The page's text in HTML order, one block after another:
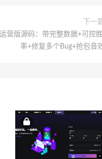
下一
营版源码：带完整数据+可控
率+修复多个Bug+抢包音